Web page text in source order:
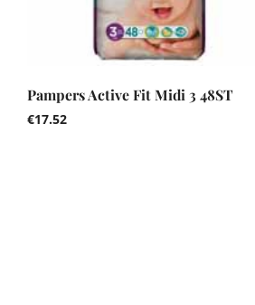
Pampers Active Fit Midi 3 48ST
€17.52